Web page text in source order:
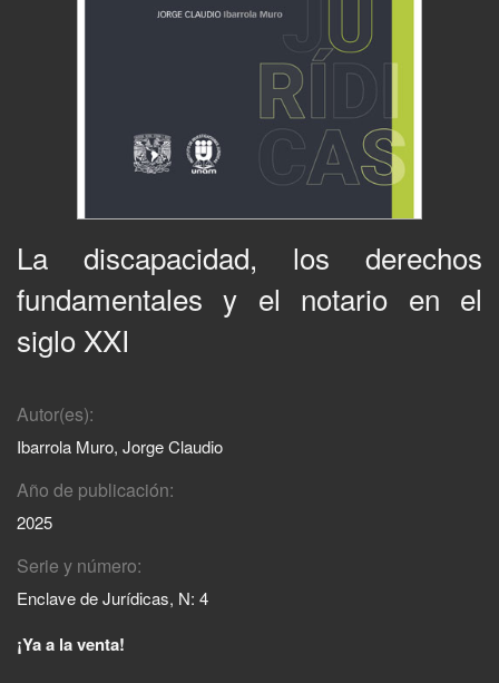
La discapacidad, los derechos
fundamentales y el notario en el
siglo XXI
Autor(es):
Ibarrola Muro, Jorge Claudio
Año de publicación:
2025
Serie y número:
Enclave de Jurídicas, N: 4
¡Ya a la venta!